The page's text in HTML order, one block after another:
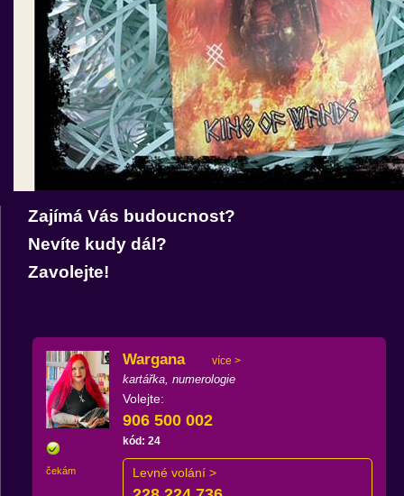
Zajímá Vás budoucnost?
Nevíte kudy dál?
Zavolejte!
čekám
Wargana více >
kartářka, numerologie
Volejte:
906 500 002
kód: 24
Levné volání >